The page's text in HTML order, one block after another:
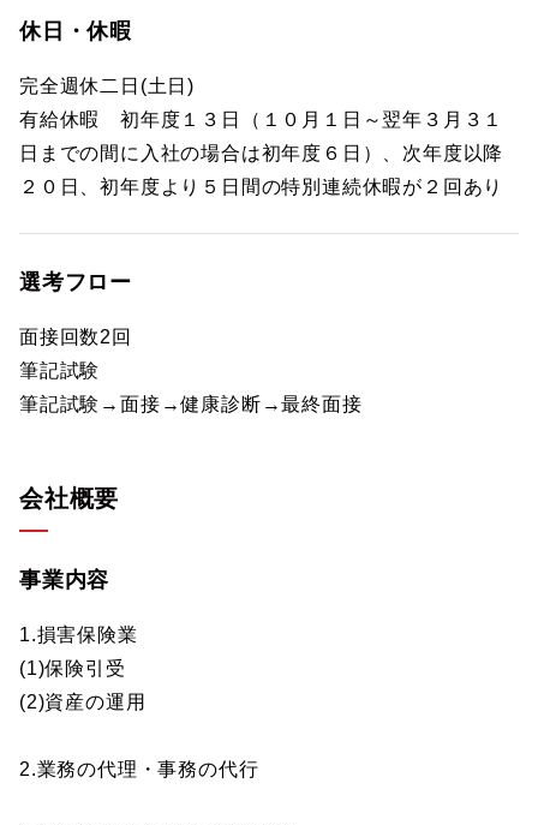
休日・休暇
完全週休二日(土日)
有給休暇 初年度１３日（１０月１日～翌年３月３１
日までの間に入社の場合は初年度６日）、次年度以降
２０日、初年度より５日間の特別連続休暇が２回あり
選考フロー
面接回数2回
筆記試験
筆記試験→面接→健康診断→最終面接
会社概要
事業内容
1.損害保険業
(1)保険引受
(2)資産の運用
2.業務の代理・事務の代行